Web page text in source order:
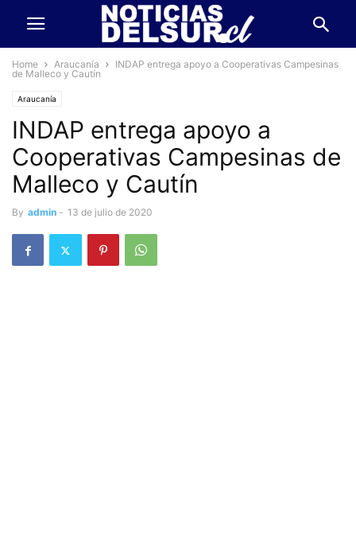
Home Araucanía
INDAP entrega apoyo a Cooperativas Campesinas
de Malleco y Cautín
Araucanía
INDAP entrega apoyo a
Cooperativas Campesinas de
Malleco y Cautín
By admin - 13 de julio de 2020